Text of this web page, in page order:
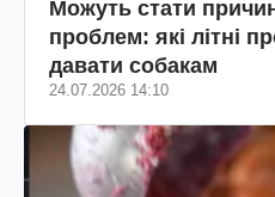
Можуть стати
проблем: які літні
давати собакам
24.07.2026 14:10